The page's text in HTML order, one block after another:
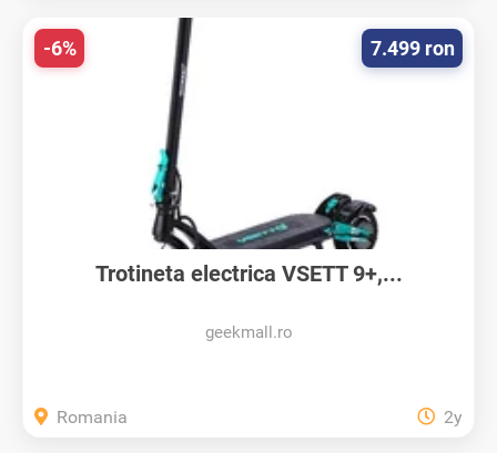
Trotineta electrica VSETT 9+,...
geekmall.ro
7.499 ron
-6%
Romania 2y